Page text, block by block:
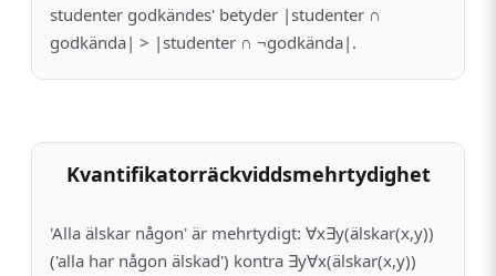
studenter godkändes' betyder |studenter ∩
godkända| > |studenter ∩ ¬godkända|.
Kvantifikatorräckvidds­mehrtydighet
'Alla älskar någon' är mehrtydigt: ∀x∃y(älskar(x,y))
('alla har någon älskad') kontra ∃y∀x(älskar(x,y))